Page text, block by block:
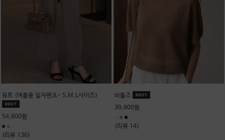
뮤트 (여름용 일자팬츠- S,M,L사이즈)
54,800원
(리뷰 136)
비틀즈
39,800원
(리뷰 14)